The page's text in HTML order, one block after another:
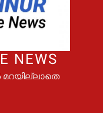
NEWS
മറയില്ലാതെ